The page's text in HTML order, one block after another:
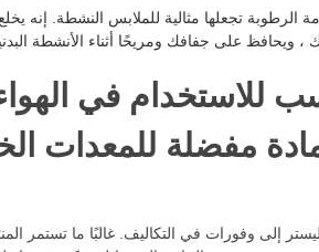
الرطوبة تجعلها مثالية للملابس النشطة. إنه
، ويحافظ على جفافك ومريحًا أثناء الأنشطة
للاستخدام في
إلى وفورات في التكاليف. غالبًا ما تستمر